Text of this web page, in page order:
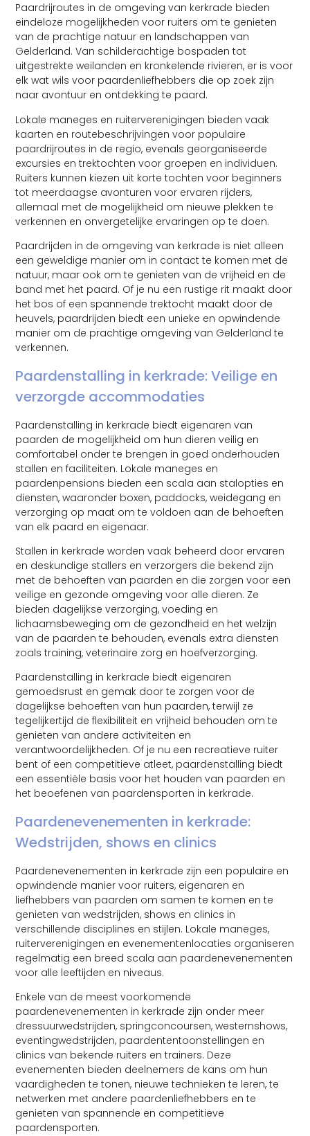
Paardrijroutes in de omgeving van kerkrade bieden
eindeloze mogelijkheden voor ruiters om te genieten
van de prachtige natuur en landschappen van
Gelderland. Van schilderachtige bospaden tot
uitgestrekte weilanden en kronkelende rivieren, er is voor
elk wat wils voor paardenliefhebbers die op zoek zijn
naar avontuur en ontdekking te paard.
Lokale maneges en ruiterverenigingen bieden vaak
kaarten en routebeschrijvingen voor populaire
paardrijroutes in de regio, evenals georganiseerde
excursies en trektochten voor groepen en individuen.
Ruiters kunnen kiezen uit korte tochten voor beginners
tot meerdaagse avonturen voor ervaren rijders,
allemaal met de mogelijkheid om nieuwe plekken te
verkennen en onvergetelijke ervaringen op te doen.
Paardrijden in de omgeving van kerkrade is niet alleen
een geweldige manier om in contact te komen met de
natuur, maar ook om te genieten van de vrijheid en de
band met het paard. Of je nu een rustige rit maakt door
het bos of een spannende trektocht maakt door de
heuvels, paardrijden biedt een unieke en opwindende
manier om de prachtige omgeving van Gelderland te
verkennen.
Paardenstalling in kerkrade: Veilige en
verzorgde accommodaties
Paardenstalling in kerkrade biedt eigenaren van
paarden de mogelijkheid om hun dieren veilig en
comfortabel onder te brengen in goed onderhouden
stallen en faciliteiten. Lokale maneges en
paardenpensions bieden een scala aan stalopties en
diensten, waaronder boxen, paddocks, weidegang en
verzorging op maat om te voldoen aan de behoeften
van elk paard en eigenaar.
Stallen in kerkrade worden vaak beheerd door ervaren
en deskundige stallers en verzorgers die bekend zijn
met de behoeften van paarden en die zorgen voor een
veilige en gezonde omgeving voor alle dieren. Ze
bieden dagelijkse verzorging, voeding en
lichaamsbeweging om de gezondheid en het welzijn
van de paarden te behouden, evenals extra diensten
zoals training, veterinaire zorg en hoefverzorging.
Paardenstalling in kerkrade biedt eigenaren
gemoedsrust en gemak door te zorgen voor de
dagelijkse behoeften van hun paarden, terwijl ze
tegelijkertijd de flexibiliteit en vrijheid behouden om te
genieten van andere activiteiten en
verantwoordelijkheden. Of je nu een recreatieve ruiter
bent of een competitieve atleet, paardenstalling biedt
een essentiële basis voor het houden van paarden en
het beoefenen van paardensporten in kerkrade.
Paardenevenementen in kerkrade:
Wedstrijden, shows en clinics
Paardenevenementen in kerkrade zijn een populaire en
opwindende manier voor ruiters, eigenaren en
liefhebbers van paarden om samen te komen en te
genieten van wedstrijden, shows en clinics in
verschillende disciplines en stijlen. Lokale maneges,
ruiterverenigingen en evenementenlocaties organiseren
regelmatig een breed scala aan paardenevenementen
voor alle leeftijden en niveaus.
Enkele van de meest voorkomende
paardenevenementen in kerkrade zijn onder meer
dressuurwedstrijden, springconcoursen, westernshows,
eventingwedstrijden, paardententoonstellingen en
clinics van bekende ruiters en trainers. Deze
evenementen bieden deelnemers de kans om hun
vaardigheden te tonen, nieuwe technieken te leren, te
netwerken met andere paardenliefhebbers en te
genieten van spannende en competitieve
paardensporten.